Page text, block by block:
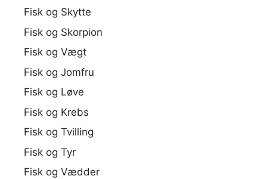
Fisk og Skytte
Fisk og Skorpion
Fisk og Vægt
Fisk og Jomfru
Fisk og Løve
Fisk og Krebs
Fisk og Tvilling
Fisk og Tyr
Fisk og Vædder